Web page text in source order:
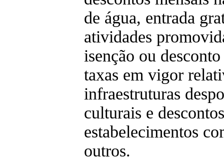
de água, entrada
atividades
isenção ou
taxas em vigor
infraestruturas
culturais e
estabelecimentos
outros.